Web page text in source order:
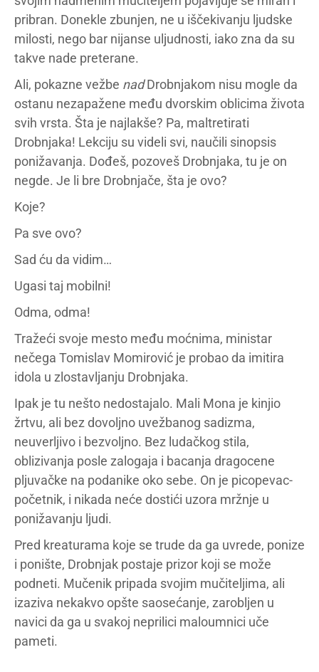
pribran. Donekle zbunjen, ne u iščekivanju ljudske
milosti, nego bar nijanse uljudnosti, iako zna da su
takve nade preterane.
Ali, pokazne vežbe nadDrobnjakom nisu mogle da
ostanu nezapažene među dvorskim oblicima života
svih vrsta. Šta je najlakše? Pa, maltretirati
Drobnjaka! Lekciju su videli svi, naučili sinopsis
ponižavanja. Dođeš, pozoveš Drobnjaka, tu je on
negde. Je li bre Drobnjače, šta je ovo?
Koje?
Pa sve ovo?
Sad ću da vidim…
Ugasi taj mobilni!
Odma, odma!
Tražeći svoje mesto među moćnima, ministar
nečega Tomislav Momirović je probao da imitira
idola u zlostavljanju Drobnjaka.
Ipak je tu nešto nedostajalo. Mali Mona je kinjio
žrtvu, ali bez dovoljno uvežbanog sadizma,
neuverljivo i bezvoljno. Bez ludačkog stila,
oblizivanja posle zalogaja i bacanja dragocene
pljuvačke na podanike oko sebe. On je picopevac-
početnik, i nikada neće dostići uzora mržnje u
ponižavanju ljudi.
Pred kreaturama koje se trude da ga uvrede, ponize
i ponište, Drobnjak postaje prizor koji se može
podneti. Mučenik pripada svojim mučiteljima, ali
izaziva nekakvo opšte saosećanje, zarobljen u
navici da ga u svakoj neprilici maloumnici uče
pameti.